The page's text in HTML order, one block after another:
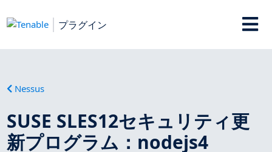
プラグイン
Nessus
SUSE SLES12セキュリティ更
新プログラム：nodejs4